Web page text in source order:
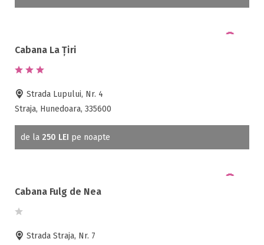
Transport auto
Cabana La Țiri
Strada Lupului, Nr. 4
Straja, Hunedoara, 335600
de la 250 LEI pe noapte
Cabana Fulg de Nea
Strada Straja, Nr. 7